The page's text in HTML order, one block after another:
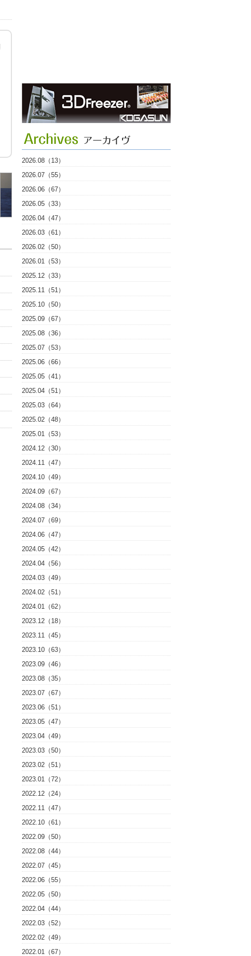
2026.08（13）
2026.07（55）
2026.06（67）
2026.05（33）
2026.04（47）
2026.03（61）
2026.02（50）
2026.01（53）
2025.12（33）
2025.11（51）
2025.10（50）
2025.09（67）
2025.08（36）
2025.07（53）
2025.06（66）
2025.05（41）
2025.04（51）
2025.03（64）
2025.02（48）
2025.01（53）
2024.12（30）
2024.11（47）
2024.10（49）
2024.09（67）
2024.08（34）
2024.07（69）
2024.06（47）
2024.05（42）
2024.04（56）
2024.03（49）
2024.02（51）
2024.01（62）
2023.12（18）
2023.11（45）
2023.10（63）
2023.09（46）
2023.08（35）
2023.07（67）
2023.06（51）
2023.05（47）
2023.04（49）
2023.03（50）
2023.02（51）
2023.01（72）
2022.12（24）
2022.11（47）
2022.10（61）
2022.09（50）
2022.08（44）
2022.07（45）
2022.06（55）
2022.05（50）
2022.04（44）
2022.03（52）
2022.02（49）
2022.01（67）